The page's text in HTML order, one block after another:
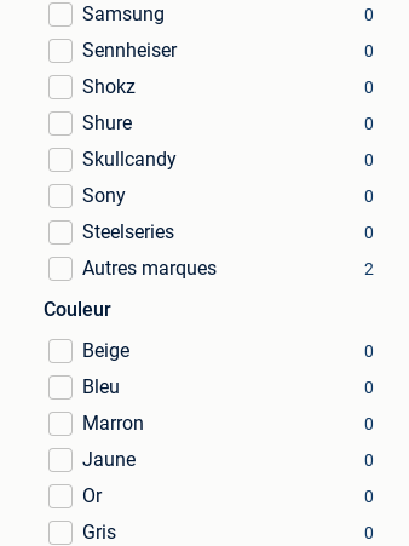
Samsung 0
Sennheiser 0
Shokz 0
Shure 0
Skullcandy 0
Sony 0
Steelseries 0
Autres marques 2
Couleur
Beige
0
Bleu 0
Marron 0
Jaune 0
Or 0
Gris 0